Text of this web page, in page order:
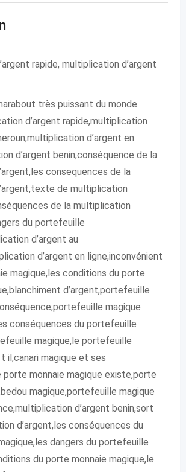
rapide, multiplication d’argent
très puissant du monde
d’argent rapide,multiplication
d’argent en
d’argent benin,conséquence de la
consequences de la
de multiplication
de la multiplication
du portefeuille
d’argent au
d’argent en ligne,inconvénient
magique,les conditions du porte
d’argent,portefeuille
magique
conséquences du portefeuille
magique,le portefeuille
il,canari magique et ses
porte monnaie magique existe,porte
magique,portefeuille magique
d’argent benin,sort
d’argent,les conséquences du
dangers du portefeuille
du porte monnaie magique,le